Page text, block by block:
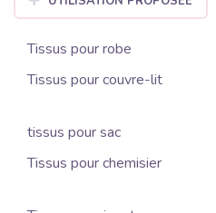
Tissus pour robe
Tissus pour couvre-lit
tissus pour sac
Tissus pour chemisier